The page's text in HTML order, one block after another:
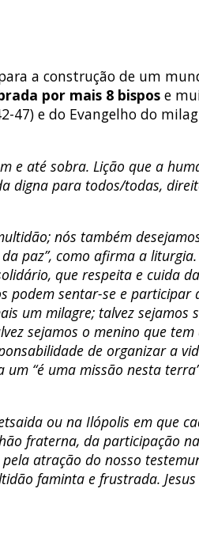
a construção de um
por mais 8 bispos e
e do Evangelho do
e até sobra. Lição que a
digna para todos/todas,
nós também
paz”, como afirma a
que respeita e cuida
sentar-se e
um milagre; talvez
sejamos o menino que
de organizar a
“é uma missão nesta
ou na Ilópolis em que
fraterna, da participação
atração do nosso
faminta e frustrada. Jesus